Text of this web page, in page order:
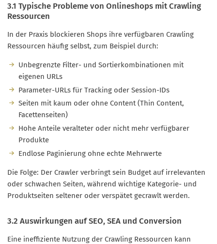
3.1 Typische Probleme von Onlineshops mit Crawling
Ressourcen
In der Praxis blockieren Shops ihre verfügbaren Crawling
Ressourcen häufig selbst, zum Beispiel durch:
Unbegrenzte Filter- und Sortierkombinationen mit
eigenen URLs
Parameter-URLs für Tracking oder Session-IDs
Seiten mit kaum oder ohne Content (Thin Content,
Facettenseiten)
Hohe Anteile veralteter oder nicht mehr verfügbarer
Produkte
Endlose Paginierung ohne echte Mehrwerte
Die Folge: Der Crawler verbringt sein Budget auf irrelevanten
oder schwachen Seiten, während wichtige Kategorie- und
Produktseiten seltener oder verspätet gecrawlt werden.
3.2 Auswirkungen auf SEO, SEA und Conversion
Eine ineffiziente Nutzung der Crawling Ressourcen kann